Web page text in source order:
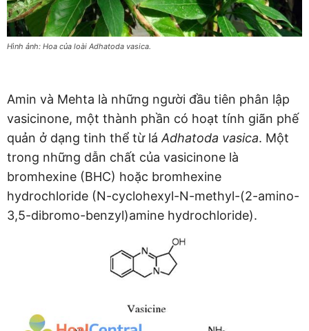
Hình ảnh: Hoa của loài Adhatoda vasica.
Amin và Mehta là những người đầu tiên phân lập
vasicinone, một thành phần có hoạt tính giãn phế
quản ở dạng tinh thể từ láAdhatoda vasica. Một
trong những dẫn chất của vasicinone là
bromhexine (BHC) hoặc bromhexine
hydrochloride (N-cyclohexyl-N-methyl-(2-amino-
3,5-dibromo-benzyl)amine hydrochloride).